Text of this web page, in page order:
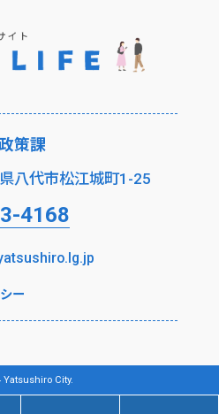
策課
八代市松江城町1-25
4168
ー
Yatsushiro City.